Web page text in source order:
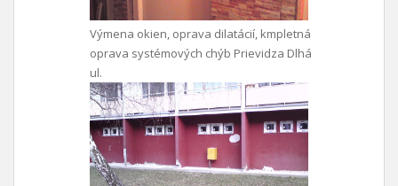
Výmena okien, oprava dilatácií, kmpletná
oprava systémových chýb Prievidza Dlhá
ul.